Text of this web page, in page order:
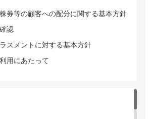
券等の顧客への配分に関する基本方針
認
スメントに対する基本方針
用にあたって